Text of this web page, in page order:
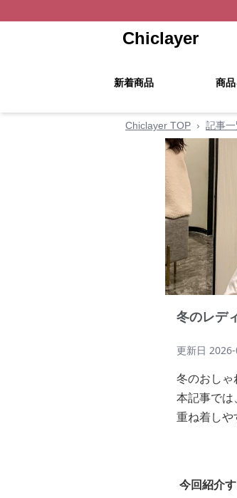
Chiclayer
新着商品 商
Chiclayer TOP › 記事一
冬のレデ
更新日
冬のおし
本記事で
重ね着し
今回紹介